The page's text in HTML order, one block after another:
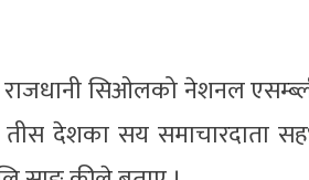
राजधानी सिओलको नेशनल
तीस देशका सय समाचारदाता